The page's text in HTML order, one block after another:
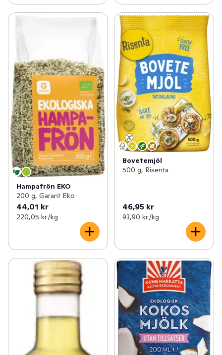
Hampafrön EKO
200 g, Garant Eko
44,01 kr
220,05 kr /kg
Bovetemjöl
500 g, Risenta
46,95 kr
93,90 kr /kg